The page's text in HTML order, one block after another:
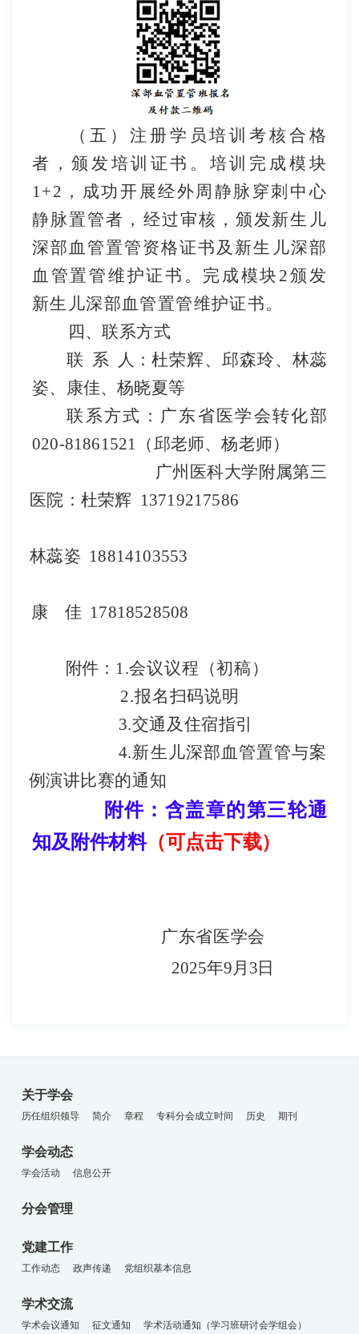
（五）注册学员培训考核合格
者，颁发培训证书。培训 完成模块
1+2 ， 成功开展经外周静脉穿刺中心
静脉置管者，经过审核，颁发新生儿
深部血管置管资格证书及新生儿深部
血管置管维护证书。完成模块2颁发
新生儿深部血管置管维护证书。
四、联系方式
联 系 人：杜荣辉、 邱森玲、林蕊
姿、 康佳、杨晓夏等
联系方式： 广东省医学会转化部
020-81861521 （邱老师、杨老师）
广州医科大学附属第三
医院： 杜荣辉 13719217586
林蕊姿 18814103553
康 佳 17818528508
附件： 1.会议议程（初稿）
2.报名扫码说明
3.交通及住宿指引
4.新生儿深部 血管置管与案
例演讲比赛的通知
附件：含盖章的第三轮通
知及附件材料（可点击下载）
广东省医学会
2025年9月 3日
关于学会
历任组织领导 简介 章程 专科分会成立时间 历史 期刊
学会动态
学会活动 信息公开
分会管理
党建工作
工作动态 政声传递 党组织基本信息
学术交流
学术会议通知 征文通知 学术活动通知（学习班研讨会学组会）